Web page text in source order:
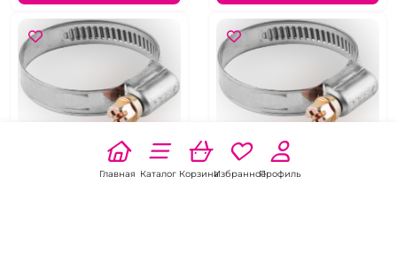
Хомут металлический в
Хомут металлический
Хомуты
Хомуты металлические
Главная Каталог КорзинаИзбранноеПрофиль